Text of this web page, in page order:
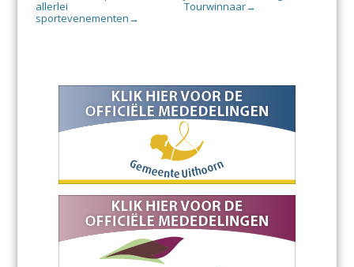
allerlei
sportevenementen →
Tourwinnaar→